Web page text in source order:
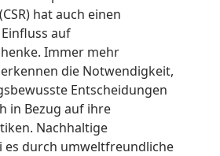
hat auch einen
auf
Immer mehr
die Notwendigkeit,
Entscheidungen
in Bezug auf ihre
Nachhaltige
es durch umweltfreundliche